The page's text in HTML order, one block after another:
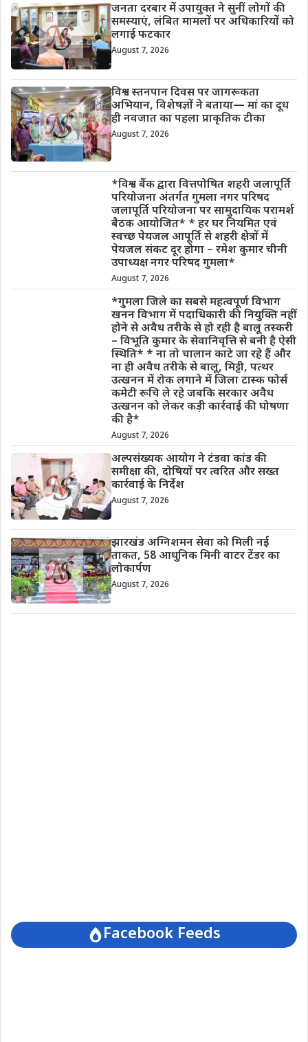
जनता दरबार में उपायुक्त ने सुनीं लोगों की
समस्याएं, लंबित मामलों पर अधिकारियों को
लगाई फटकार
August 7, 2026
विश्व स्तनपान दिवस पर जागरूकता
अभियान, विशेषज्ञों ने बताया— मां का दूध
ही नवजात का पहला प्राकृतिक टीका
August 7, 2026
*विश्व बैंक द्वारा वित्तपोषित शहरी जलापूर्ति
परियोजना अंतर्गत गुमला नगर परिषद
जलापूर्ति परियोजना पर सामुदायिक परामर्श
बैठक आयोजित* * हर घर नियमित एवं
स्वच्छ पेयजल आपूर्ति से शहरी क्षेत्रों में
पेयजल संकट दूर होगा – रमेश कुमार चीनी
उपाध्यक्ष नगर परिषद गुमला*
August 7, 2026
*गुमला जिले का सबसे महत्वपूर्ण विभाग
खनन विभाग में पदाधिकारी की नियुक्ति नहीं
होने से अवैध तरीके से हो रही है बालू तस्करी
– विभूति कुमार के सेवानिवृत्ति से बनी है ऐसी
स्थिति* * ना तो चालान काटे जा रहे हैं और
ना ही अवैध तरीके से बालू, मिट्टी, पत्थर
उत्खनन में रोक लगाने में जिला टास्क फोर्स
कमेटी रूचि ले रहे जबकि सरकार अवैध
उत्खनन को लेकर कड़ी कार्रवाई की घोषणा
की है*
August 7, 2026
अल्पसंख्यक आयोग ने टंडवा कांड की
समीक्षा की, दोषियों पर त्वरित और सख्त
कार्रवाई के निर्देश
August 7, 2026
झारखंड अग्निशमन सेवा को मिली नई
ताकत, 58 आधुनिक मिनी वाटर टेंडर का
लोकार्पण
August 7, 2026
Facebook Feeds